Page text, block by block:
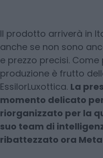
Il prodotto arriverà in
anche se non sono
e prezzo precisi.
produzione è frutto
EssilorLuxottica. La
momento delicato
riorganizzato per la
suo team di
ribattezzato ora